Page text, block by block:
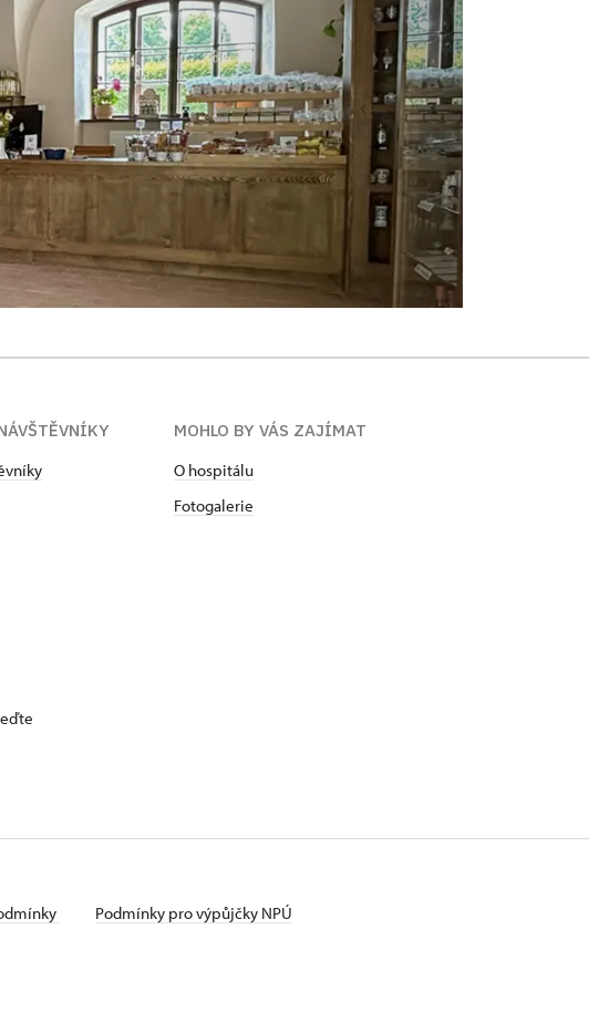
MOHLO BY VÁS ZAJÍMAT
O hospitálu
Fotogalerie
Podmínky pro výpůjčky NPÚ